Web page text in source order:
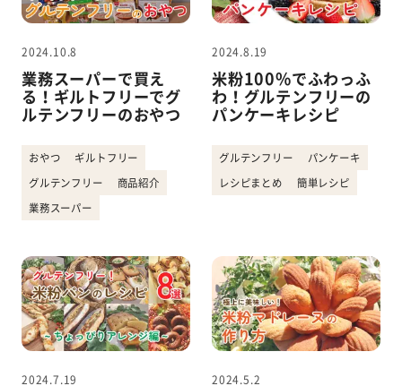
2024.10.8
業務スーパーで買え
る！ギルトフリーでグ
ルテンフリーのおやつ
おやつ ギルトフリー
グルテンフリー 商品紹介
業務スーパー
2024.8.19
米粉100%でふわっふ
わ！グルテンフリーの
パンケーキレシピ
グルテンフリー パンケーキ
レシピまとめ 簡単レシピ
2024.7.19 2024.5.2